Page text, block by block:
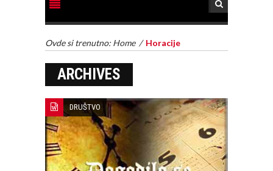
Ovde si trenutno: Home / Horacije
ARCHIVES
DRUŠTVO